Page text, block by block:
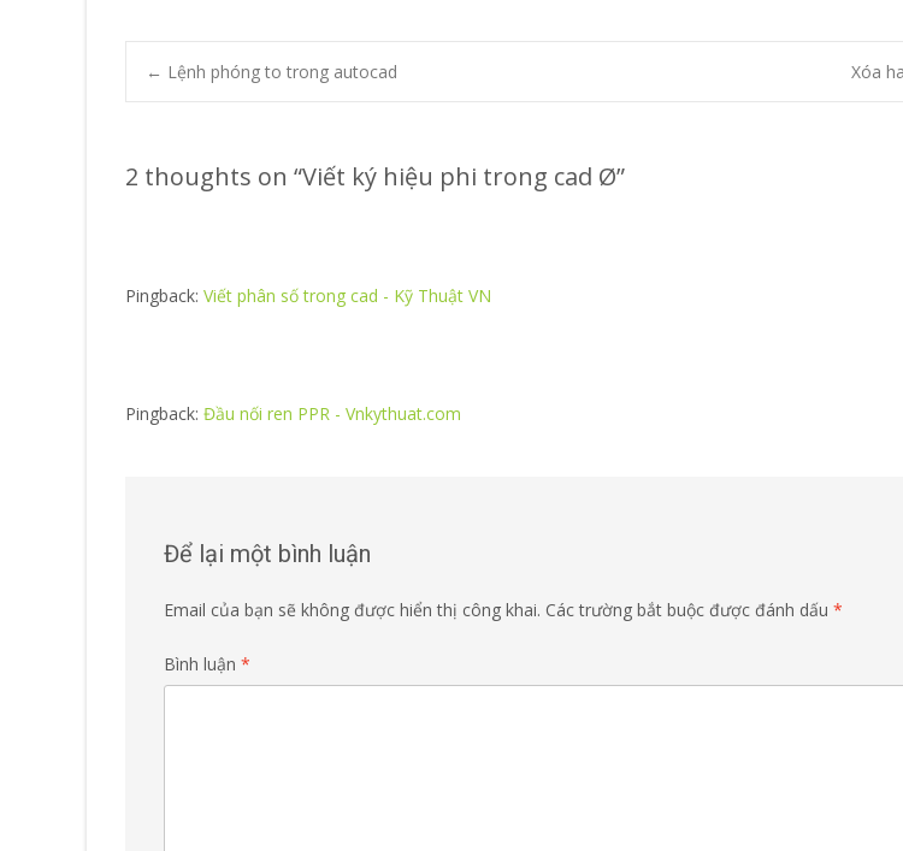
Post
navigation
← Lệnh phóng to trong autocad Xóa
2 thoughts on “Viết ký hiệu phi trong cad Ø”
Pingback: Viết phân số trong cad - Kỹ Thuật VN
Pingback: Đầu nối ren PPR - Vnkythuat.com
Để lại một bình luận
Email của bạn sẽ không được hiển thị công khai. Các trường bắt buộc được đánh dấu *
Bình luận *